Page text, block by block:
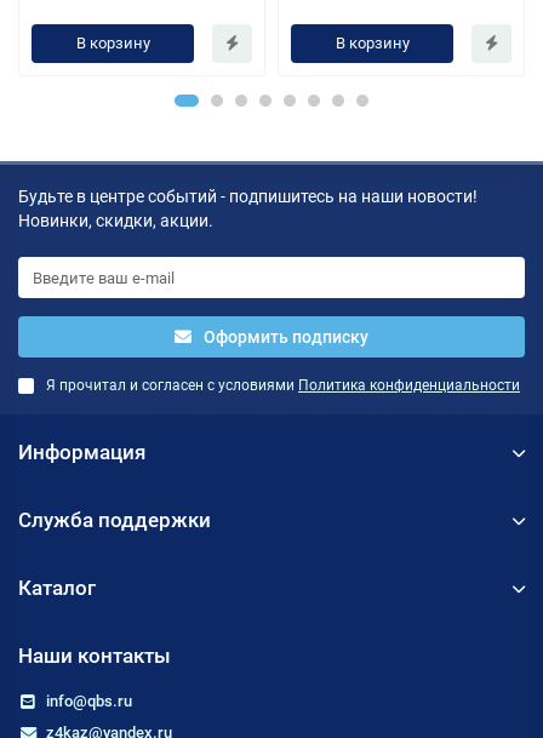
В корзину В корзину
Будьте в центре событий - подпишитесь на наши новости!
Новинки, скидки, акции.
Оформить подписку
Я прочитал и согласен с условиями Политика конфиденциальности
Информация
Служба поддержки
Каталог
Наши контакты
info@qbs.ru
z4kaz@yandex.ru